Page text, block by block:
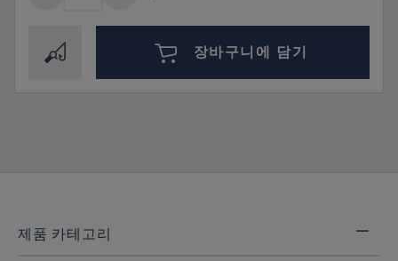
장바구니에 담기
제품 카테고리